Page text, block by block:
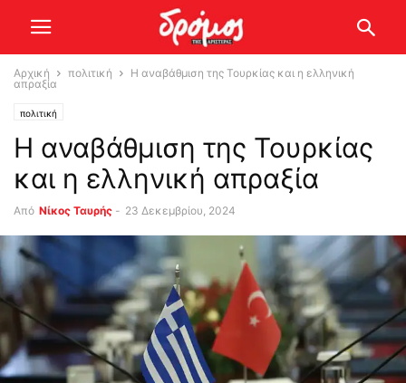
Αρχική πολιτική
Η αναβάθμιση της Τουρκίας και η ελληνική
απραξία
πολιτική
Η αναβάθμιση της Τουρκίας
και η ελληνική απραξία
Από Νίκος Ταυρής - 23 Δεκεμβρίου, 2024